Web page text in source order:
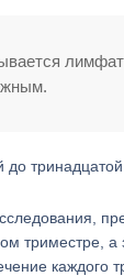
тринадцатой
триместре, а
каждого